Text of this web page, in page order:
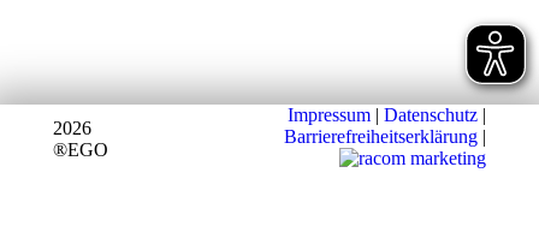
2026
®EGO
Impressum | Datenschutz |
Barrierefreiheitserklärung |